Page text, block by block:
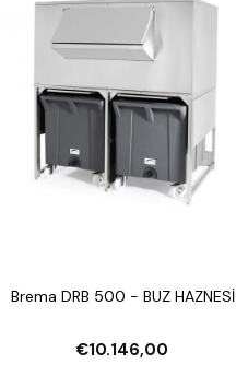
Brema DRB 500 - BUZ HAZNESİ
€10.146,00